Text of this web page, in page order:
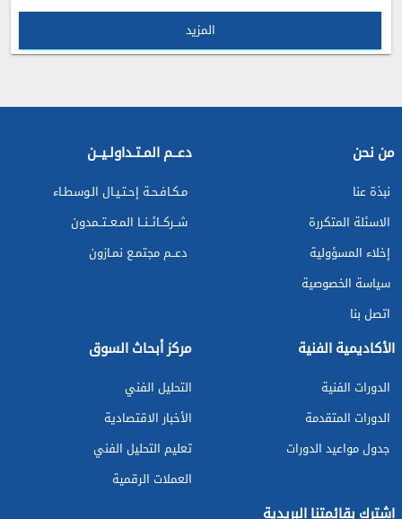
المزيد
من نحن
نبذة عنا
الاسئلة المتكررة
إخلاء المسؤولية
سياسة الخصوصية
اتصل بنا
دعــم المـتـداولـيــن
مـكـافـحـة إحـتـيـال الـوسطـاء
شــركــائــنــا المـعــتــمدون
دعــم مجتمـع نمـازون
الأكاديمية الفنية
الدورات الفنية
الدورات المتقدمة
جدول مواعيد الدورات
مركز أبحاث السوق
التحليل الفني
الأخبار الاقتصادية
تعليم التحليل الفني
العملات الرقمية
اشترك بقائمتنا البريدية